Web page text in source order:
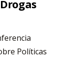
Políticas